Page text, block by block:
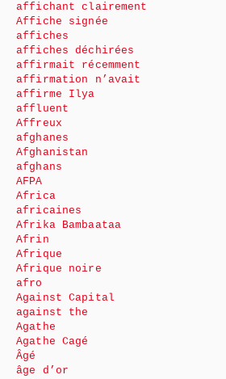
affichant clairement
Affiche signée
affiches
affiches déchirées
affirmait récemment
affirmation n’avait
affirme Ilya
affluent
Affreux
afghanes
Afghanistan
afghans
AFPA
Africa
africaines
Afrika Bambaataa
Afrin
Afrique
Afrique noire
afro
Against Capital
against the
Agathe
Agathe Cagé
Âgé
âge d’or